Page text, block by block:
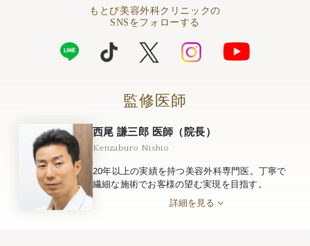
もとび美容外科クリニックの
SNSをフォローする
監修医師
西尾 謙三郎 医師（院長）
Kenzaburo Nishio
20年以上の実績を持つ美容外科専門医。丁寧で
繊細な施術でお客様の望む実現を目指す。
詳細を見る